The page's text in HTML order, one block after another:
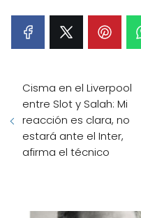
Cisma en el Liverpool
entre Slot y Salah: Mi
reacción es clara, no
estará ante el Inter,
afirma el técnico